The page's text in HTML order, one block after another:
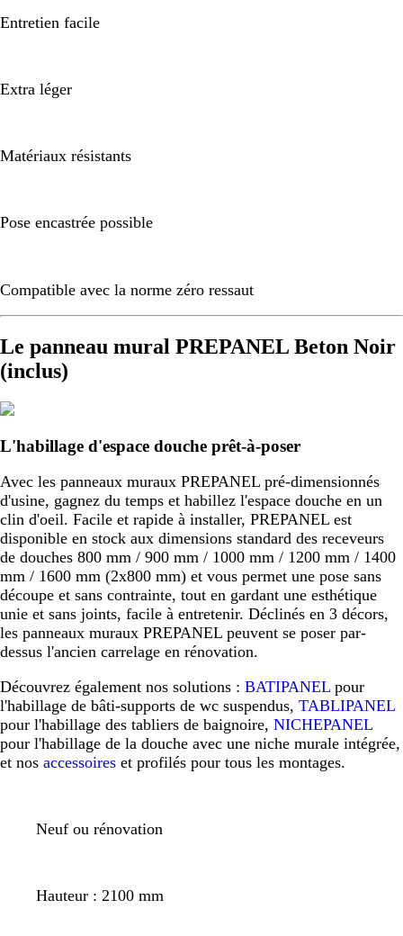
Entretien facile
Extra léger
Matériaux résistants
Pose encastrée possible
Compatible avec la norme zéro ressaut
Le panneau mural PREPANEL Beton Noir
(inclus)
L'habillage d'espace douche prêt-à-poser
Avec les panneaux muraux PREPANEL pré-dimensionnés
d'usine, gagnez du temps et habillez l'espace douche en un
clin d'oeil. Facile et rapide à installer, PREPANEL est
disponible en stock aux dimensions standard des receveurs
de douches 800 mm / 900 mm / 1000 mm / 1200 mm / 1400
mm / 1600 mm (2x800 mm) et vous permet une pose sans
découpe et sans contrainte, tout en gardant une esthétique
unie et sans joints, facile à entretenir. Déclinés en 3 décors,
les panneaux muraux PREPANEL peuvent se poser par-
dessus l'ancien carrelage en rénovation.
Découvrez également nos solutions : BATIPANEL pour
l'habillage de bâti-supports de wc suspendus, TABLIPANEL
pour l'habillage des tabliers de baignoire, NICHEPANEL
pour l'habillage de la douche avec une niche murale intégrée,
et nos accessoires et profilés pour tous les montages.
Neuf ou rénovation
Hauteur : 2100 mm